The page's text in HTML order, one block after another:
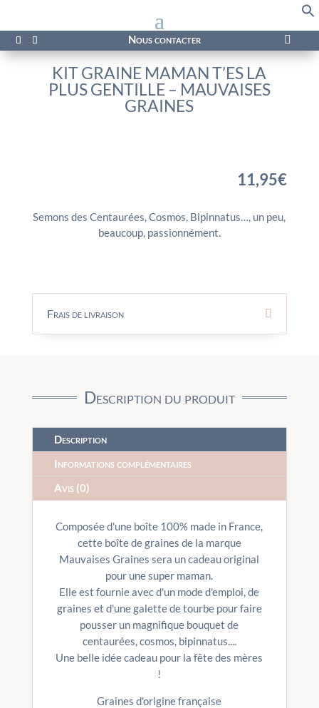
Nous contacter 
KIT GRAINE MAMAN T’ES LA
PLUS GENTILLE – MAUVAISES
GRAINES
11,95€
Semons des Centaurées, Cosmos, Bipinnatus…, un peu,
beaucoup, passionnément.
Frais de livraison
Description du produit
Description
Informations complémentaires
Avis (0)
Composée d'une boîte 100% made in France,
cette boîte de graines de la marque
Mauvaises Graines sera un cadeau original
pour une super maman.
Elle est fournie avec d'un mode d'emploi, de
graines et d'une galette de tourbe pour faire
pousser un magnifique bouquet de
centaurées, cosmos, bipinnatus....
Une belle idée cadeau pour la fête des mères
!
Graines d'origine française